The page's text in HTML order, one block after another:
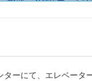
ーにて、エレベータ